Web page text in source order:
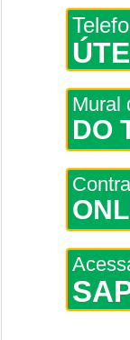
Mural
DO